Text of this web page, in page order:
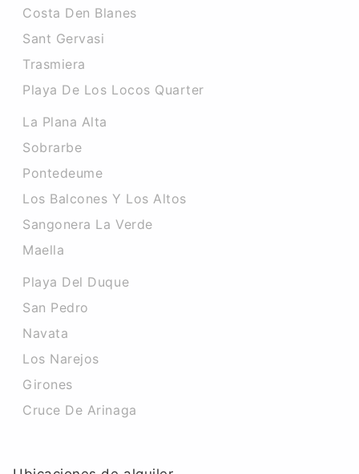
Costa Den Blanes
Sant Gervasi
Trasmiera
Playa De Los Locos Quarter
La Plana Alta
Sobrarbe
Pontedeume
Los Balcones Y Los Altos
Sangonera La Verde
Maella
Playa Del Duque
San Pedro
Navata
Los Narejos
Girones
Cruce De Arinaga